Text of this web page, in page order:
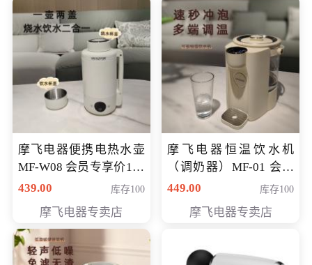
摩飞电器便携电热水壶
MF-W08 会员专享价198
元
439.00 库存100
摩飞电器专卖店
摩飞电器恒温饮水机
（调奶器）MF-01 会员
专享价366元
449.00 库存100
摩飞电器专卖店